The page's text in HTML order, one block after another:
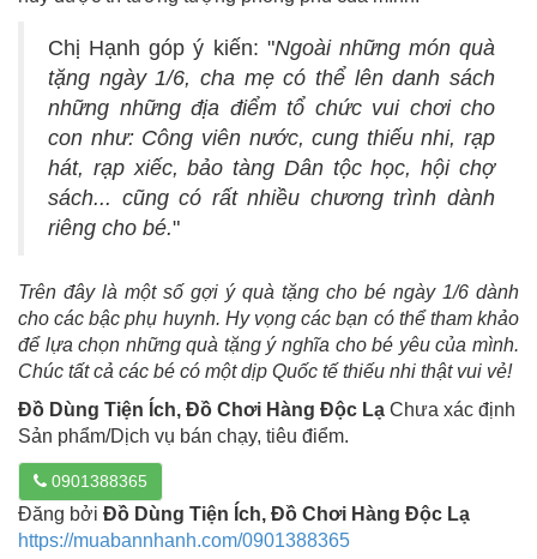
Chị Hạnh góp ý kiến: "Ngoài những món quà
tặng ngày 1/6, cha mẹ có thể lên danh sách
những những địa điểm tổ chức vui chơi cho
con như: Công viên nước, cung thiếu nhi, rạp
hát, rạp xiếc, bảo tàng Dân tộc học, hội chợ
sách... cũng có rất nhiều chương trình dành
riêng cho bé."
Trên đây là một số gợi ý quà tặng cho bé ngày 1/6 dành
cho các bậc phụ huynh. Hy vọng các bạn có thể tham khảo
để lựa chọn những quà tặng ý nghĩa cho bé yêu của mình.
Chúc tất cả các bé có một dịp Quốc tế thiếu nhi thật vui vẻ!
Đồ Dùng Tiện Ích, Đồ Chơi Hàng Độc Lạ Chưa xác định
Sản phẩm/Dịch vụ bán chạy, tiêu điểm.
0901388365
Đăng bởi Đồ Dùng Tiện Ích, Đồ Chơi Hàng Độc Lạ
https://muabannhanh.com/0901388365